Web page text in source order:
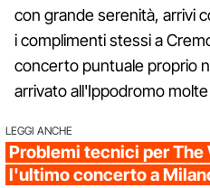
con grande serenità, arrivi
i complimenti stessi a
concerto puntuale proprio
arrivato all'Ippodromo
LEGGI ANCHE
Problemi tecnici per The
l'ultimo concerto a